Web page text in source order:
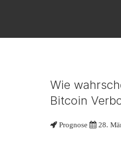
Wie
Bitcoin
Prognose 28.